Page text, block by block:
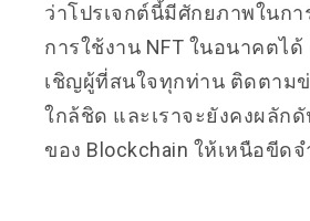
ว่าโปรเจกต์นี้มีศักยภาพในกา
การใช้งาน NFT ในอนาคตได้
เชิญผู้ที่สนใจทุกท่าน ติดตามข่
ใกล้ชิด และเราจะยังคงผลัก
ของ Blockchain ให้เหนือขีด